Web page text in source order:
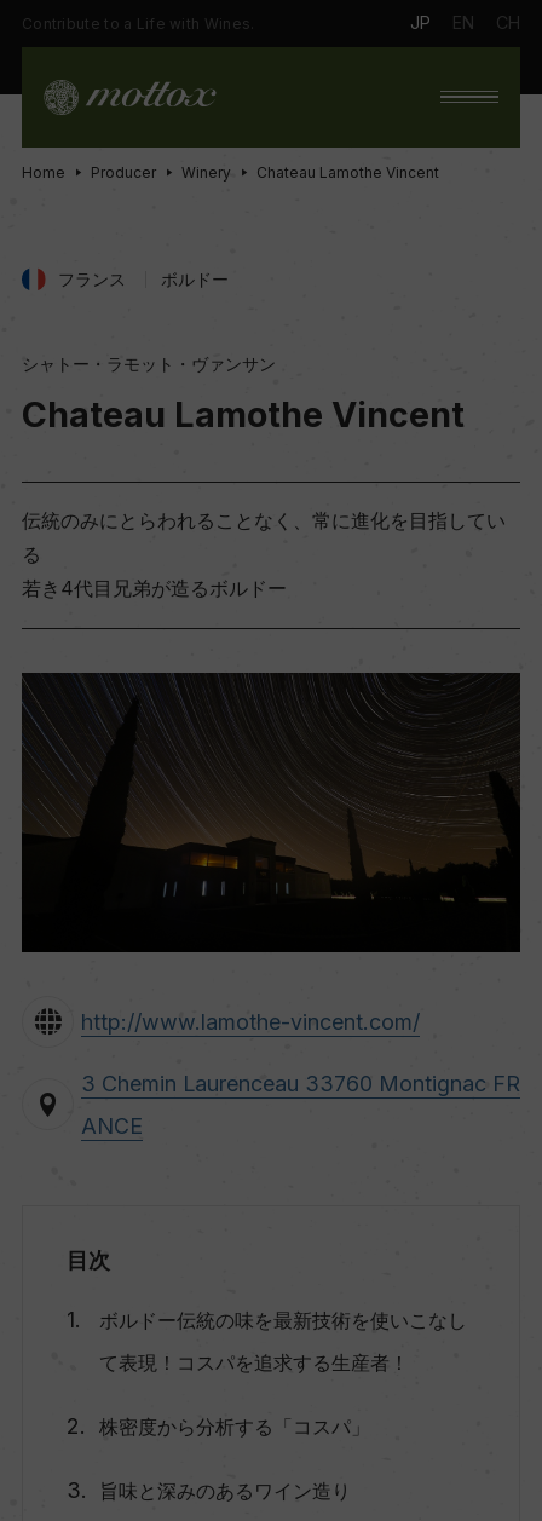
Contribute to a Life with Wines. JP EN CH
Home Producer Winery Chateau Lamothe Vincent
フランス ボルドー
シャトー・ラモット・ヴァンサン
Chateau Lamothe Vincent
伝統のみにとらわれることなく、常に進化を目指してい
る
若き4代目兄弟が造るボルドー
http://www.lamothe-vincent.com/
3 Chemin Laurenceau 33760 Montignac FR
ANCE
目次
ボルドー伝統の味を最新技術を使いこなし
て表現！コスパを追求する生産者！
株密度から分析する「コスパ」
旨味と深みのあるワイン造り